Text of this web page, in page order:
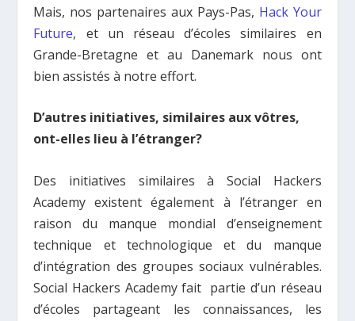
Mais, nos partenaires aux Pays-Pas, Hack Your
Future, et un réseau d’écoles similaires en
Grande-Bretagne et au Danemark nous ont
bien assistés à notre effort.
D’autres initiatives, similaires aux vôtres,
ont-elles lieu à l’étranger?
Des initiatives similaires à Social Hackers
Academy existent également à l’étranger en
raison du manque mondial d’enseignement
technique et technologique et du manque
d’intégration des groupes sociaux vulnérables.
Social Hackers Academy fait partie d’un réseau
d’écoles partageant les connaissances, les